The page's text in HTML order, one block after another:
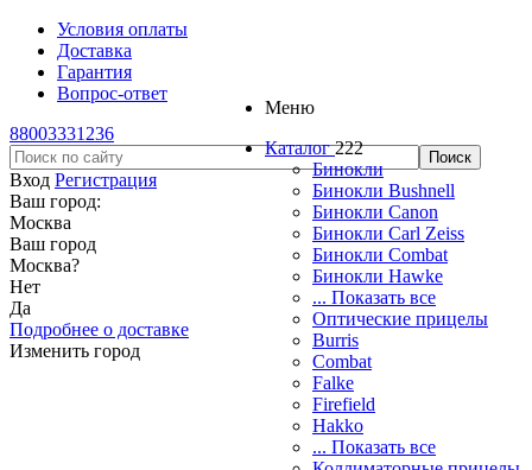
Условия оплаты
Доставка
Гарантия
Вопрос-ответ
88003331236
Вход Регистрация
Ваш город:
Москва
Ваш город
Москва?
Нет
Да
Подробнее о доставке
Изменить город
Меню
Каталог 222
Бинокли
Бинокли Bushnell
Бинокли Canon
Бинокли Carl Zeiss
Бинокли Combat
Бинокли Hawke
... Показать все
Оптические прицелы
Burris
Combat
Falke
Firefield
Hakko
... Показать все